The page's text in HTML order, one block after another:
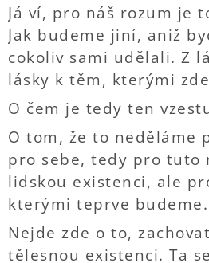
Já ví, pro náš rozum je
Jak budeme jiní, aniž
cokoliv sami udělali. Z
lásky k těm, kterými
O čem je tedy ten
O tom, že to neděláme
pro sebe, tedy pro tuto
lidskou existenci, ale
kterými teprve budeme.
Nejde zde o to,
tělesnou existenci. Ta